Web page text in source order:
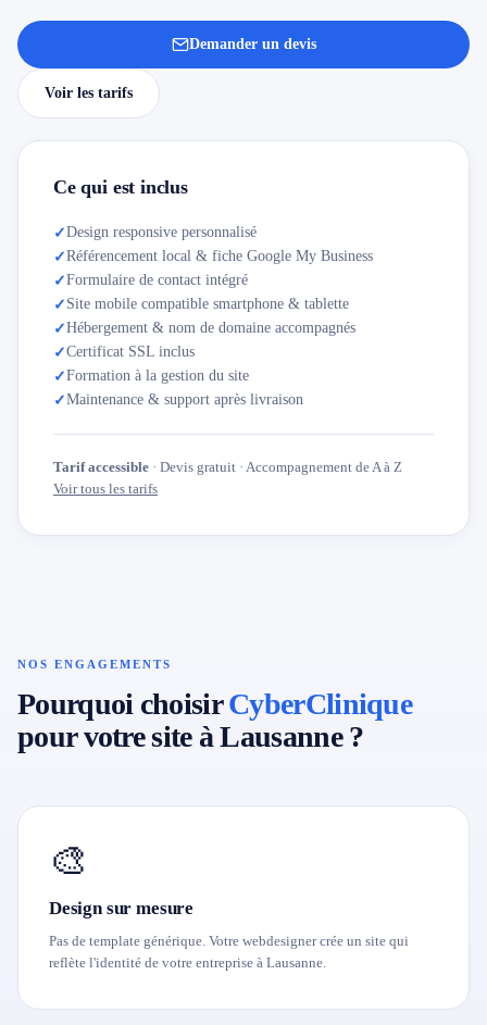
Demander un devis
Voir les tarifs
Ce qui est inclus
✓Design responsive personnalisé
✓Référencement local & fiche Google My Business
✓Formulaire de contact intégré
✓ Site mobile compatible smartphone & tablette
✓Hébergement & nom de domaine accompagnés
✓Certificat SSL inclus
✓Formation à la gestion du site
✓Maintenance & support après livraison
Tarif accessible · Devis gratuit · Accompagnement de A à Z
Voir tous les tarifs
NOS ENGAGEMENTS
Pourquoi choisirCyberClinique
pour votre site à Lausanne ?
🎨
Design sur mesure
Pas de template générique. Votre webdesigner crée un site qui
reflète l'identité de votre entreprise à Lausanne.